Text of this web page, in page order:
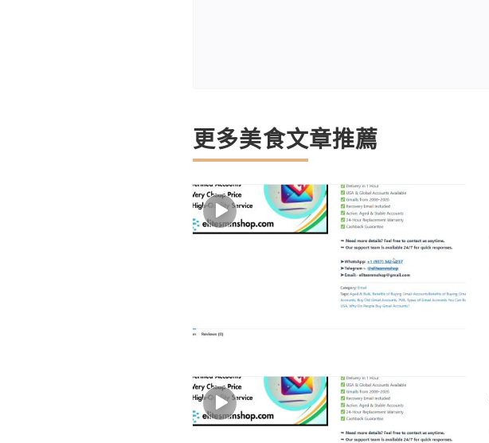
更多美食文章推薦